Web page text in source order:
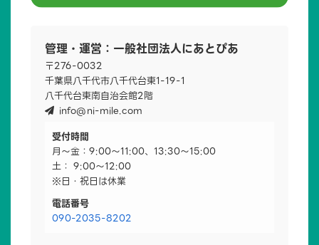
管理・運営：一般社団法人にあとぴあ
〒276-0032
千葉県八千代市八千代台東1-19-1
八千代台東南自治会館2階
info@ni-mile.com
受付時間
月～金：9:00～11:00、13:30～15:00
土： 9:00～12:00
※日・祝日は休業
電話番号
090-2035-8202